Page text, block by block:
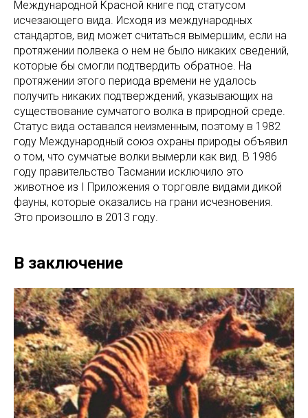
Международной Красной книге под статусом
исчезающего вида. Исходя из международных
стандартов, вид может считаться вымершим, если на
протяжении полвека о нем не было никаких сведений,
которые бы смогли подтвердить обратное. На
протяжении этого периода времени не удалось
получить никаких подтверждений, указывающих на
существование сумчатого волка в природной среде.
Статус вида оставался неизменным, поэтому в 1982
году Международный союз охраны природы объявил
о том, что сумчатые волки вымерли как вид. В 1986
году правительство Тасмании исключило это
животное из I Приложения о торговле видами дикой
фауны, которые оказались на грани исчезновения.
Это произошло в 2013 году.
В заключение